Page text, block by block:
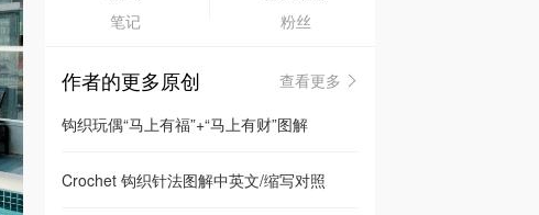
🇦🇺
🇳🇿新西兰
笔记 粉丝
作者的更多原创
查看更多
钩织玩偶“马上有福”+“马上有财”图解
Crochet 钩织针法图解中英文/缩写对照